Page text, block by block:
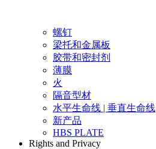
螺钉
梁托和金属板
胶带和密封剂
薄膜
火
隔音型材
水平生命线 | 垂直生命线
新产品
HBS PLATE
Rights and Privacy